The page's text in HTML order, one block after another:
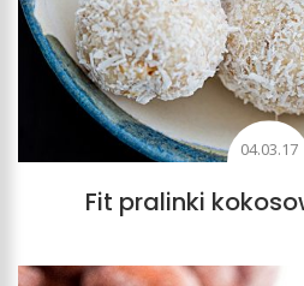
04.03.17
Fit pralinki